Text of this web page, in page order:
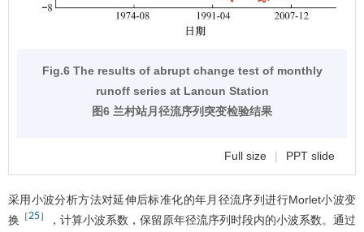
Fig.6 The results of abrupt change test of monthly
runoff series at Lancun Station
图6 兰村站月径流序列突变检验结果
Full size | PPT slide
采用小波分析方法对延伸后标准化的年月径流序列进行Morlet小波变
换 ［25］
，计算小波系数，保留原年径流序列时段内的小波系数。通过